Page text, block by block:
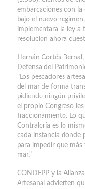
embarcaciones con la
bajo el nuevo
implementara la ley a
resolución ahora
Hernán Cortés
Defensa del
"Los pescadores
del mar de forma
pidiendo ningún
el propio Congreso
fraccionamiento. Lo
Contraloría es lo
cada instancia donde
para impedir que más
mar."
CONDEPP y la
Artesanal advierten